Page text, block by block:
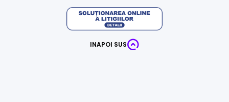
INAPOI SUS